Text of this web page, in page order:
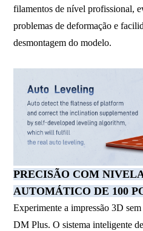
filamentos de nível profissional,
problemas de deformação e
desmontagem do modelo.
PRECISÃO COM
AUTOMÁTICO DE 100
Experimente a impressão 3D
DM Plus. O sistema inteligente